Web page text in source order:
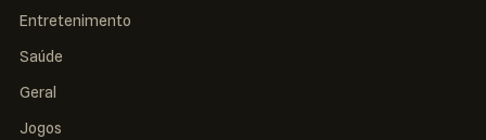
Entretenimento
Saúde
Geral
Jogos